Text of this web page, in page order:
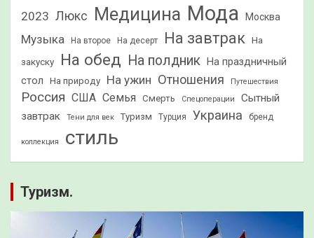
2023 Люкс Медицина Мода Москва
Музыка На второе На десерт На завтрак На
закуску На обед На полдник На праздничный
стол
На природу На ужин Отношения Путешествия
Россия США Семья Смерть Спецоперации
Сытный
завтрак
Тени для век Туризм Турция Украина бренд
коллекция стиль
Туризм.